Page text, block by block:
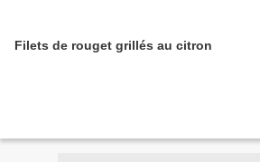
Filets de rouget grillés au citron